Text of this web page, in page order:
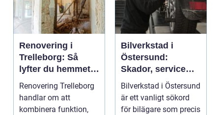
Renovering i
Trelleborg: Så
lyfter du hemmet
på ett smart sätt
Renovering Trelleborg
handlar om att
kombinera funktion,
Bilverkstad i
Östersund:
Skador, service
och smarta val för
din bil
Bilverkstad i Östersund
är ett vanligt sökord
för bilägare som precis